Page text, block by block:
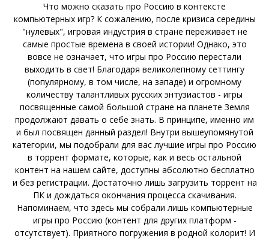
Что можно сказать про Россию в контексте
компьютерных игр? К сожалению, после кризиса середины
"нулевых", игровая индустрия в стране переживает не
самые простые времена в своей истории! Однако, это
вовсе не означает, что игры про Россию перестали
выходить в свет! Благодаря великолепному сеттингу
(популярному, в том числе, на западе) и огромному
количеству талантливых русских энтузиастов - игры
посвященные самой большой стране на планете Земля
продолжают давать о себе знать. В принципе, именно им
и был посвящен данный раздел! Внутри вышеупомянутой
категории, мы подобрали для вас лучшие игры про Россию
в торрент формате, которые, как и весь остальной
контент на нашем сайте, доступны абсолютно бесплатно
и без регистрации. Достаточно лишь загрузить торрент на
ПК и дождаться окончания процесса скачивания.
Напоминаем, что здесь мы собрали лишь компьютерные
игры про Россию (контент для других платформ -
отсутствует). Приятного погружения в родной колорит! И